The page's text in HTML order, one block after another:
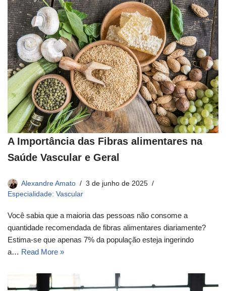
A Importância das Fibras alimentares na
Saúde Vascular e Geral
Alexandre Amato
3 de junho de 2025
Especialidade: Vascular
Você sabia que a maioria das pessoas não consome a
quantidade recomendada de fibras alimentares diariamente?
Estima-se que apenas 7% da população esteja ingerindo
a… Read More »